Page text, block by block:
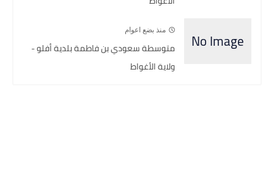
منذ بضع اعوام
متوسطة سعودي بن فاطمة بلدية أفلو -
ولاية الأغواط